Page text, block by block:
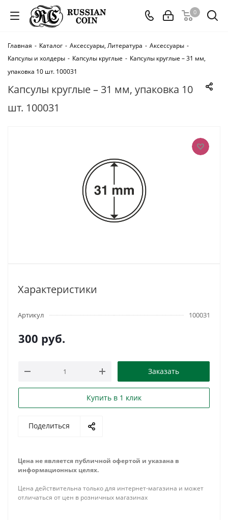
0
Главная - Каталог - Аксессуары, Литература - Аксессуары -
Капсулы и холдеры - Капсулы круглые - Капсулы круглые – 31 мм,
упаковка 10 шт. 100031
Капсулы круглые – 31 мм, упаковка 10
шт. 100031
Характеристики
Артикул 100031
300 руб.
Заказать
Купить в 1 клик
Поделиться
Цена не является публичной офертой и указана в
информационных целях.
Цена действительна только для интернет-магазина и может
отличаться от цен в розничных магазинах